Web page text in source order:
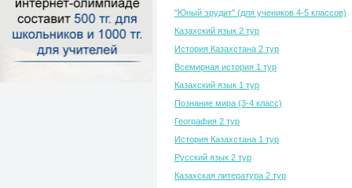
"Юный эрудит" (для учеников 4-5 классов)
Казахский язык 2 тур
История Казахстана 2 тур
Всемирная история 1 тур
Казахский язык 1 тур
Познание мира (3-4 класс)
География 2 тур
История Казахстана 1 тур
Русский язык 2 тур
Казахская литература 2 тур